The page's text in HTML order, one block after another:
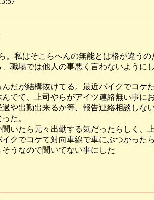
。私はそこらへんの無能とは格が違うの
職場では他人の事悪く言わないように
だが結構抜けてる。最近バイクでコケ
でて、上司やらがアイツ連絡無い事に
や出勤出来るか等、報告連絡相談しな
た。
いたら元々出勤する気だったらしく、
クでコケて対向車線で車にぶつかった
うなので聞いてない事にした